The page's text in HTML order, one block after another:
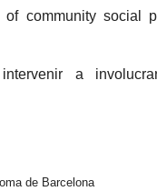
community social
a
de Barcelona